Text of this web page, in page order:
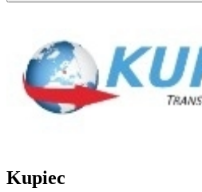
Kupiec